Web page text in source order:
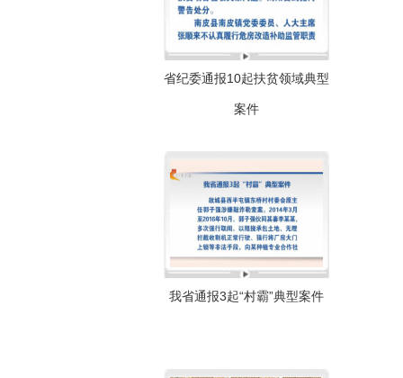
省纪委通报10起扶贫领域典型
案件
我省通报3起“村霸”典型案件